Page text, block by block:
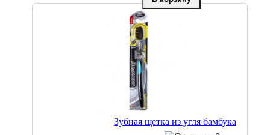
Зубная щетка из угля бамбука